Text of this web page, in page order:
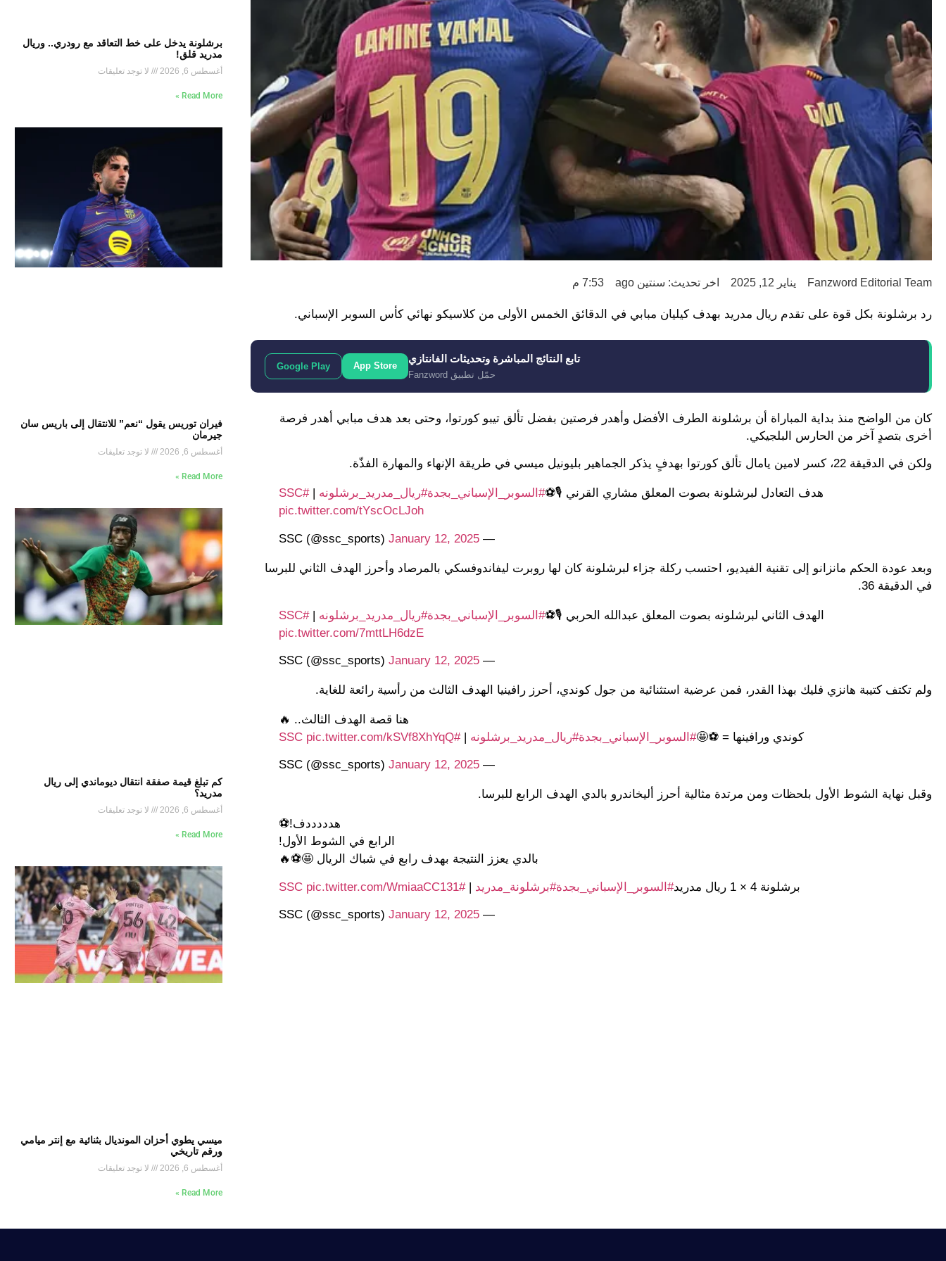
Fanzword Editorial Team يناير 12, 2025 اخر تحديث: سنتين ago 7:53 م
رد برشلونة بكل قوة على تقدم ريال مدريد بهدف كيليان مبابي في الدقائق الخمس الأولى من كلاسيكو نهائي كأس السوبر الإسباني.
تابع النتائج المباشرة وتحديثات الفانتازي
حمّل تطبيق Fanzword
App Store
Google Play
كان من الواضح منذ بداية المباراة أن برشلونة الطرف الأفضل وأهدر فرصتين بفضل تألق تيبو كورتوا، وحتى بعد هدف مبابي أهدر فرصة
أخرى بتصدٍ آخر من الحارس البلجيكي.
ولكن في الدقيقة 22، كسر لامين يامال تألق كورتوا بهدفٍ يذكر الجماهير بليونيل ميسي في طريقة الإنهاء والمهارة الفذّة.
هدف التعادل لبرشلونة بصوت المعلق مشاري القرني 🎙️⚽#السوبر_الإسباني_بجدة#ريال_مدريد_برشلونه |
#SSC
pic.twitter.com/tYscOcLJoh
— SSC (@ssc_sports)
January 12, 2025
وبعد عودة الحكم مانزانو إلى تقنية الفيديو، احتسب ركلة جزاء لبرشلونة كان لها روبرت ليفاندوفسكي بالمرصاد وأحرز الهدف الثاني للبرسا
في الدقيقة 36.
الهدف الثاني لبرشلونه بصوت المعلق عبدالله الحربي 🎙️⚽#السوبر_الإسباني_بجدة#ريال_مدريد_برشلونه |
#SSC
pic.twitter.com/7mttLH6dzE
— SSC (@ssc_sports)
January 12, 2025
ولم تكتف كتيبة هانزي فليك بهذا القدر، فمن عرضية استثنائية من جول كوندي، أحرز رافينيا الهدف الثالث من رأسية رائعة للغاية.
هنا قصة الهدف الثالث.. 🔥
كوندي ورافينها = ⚽️🤩#السوبر_الإسباني_بجدة#ريال_مدريد_برشلونه |
#SSC
pic.twitter.com/kSVf8XhYqQ
— SSC (@ssc_sports)
January 12, 2025
وقبل نهاية الشوط الأول بلحظات ومن مرتدة مثالية أحرز أليخاندرو بالدي الهدف الرابع للبرسا.
هدددددف!⚽️
الرابع في الشوط الأول!
بالدي يعزز النتيجة بهدف رابع في شباك الريال 🤩⚽️🔥
برشلونة 4 × 1 ريال مدريد #السوبر_الإسباني_بجدة#برشلونة_مدريد |
#SSC
pic.twitter.com/WmiaaCC131
— SSC (@ssc_sports)
January 12, 2025
برشلونة يدخل على خط التعاقد مع رودري.. وريال
مدريد قلق!
أغسطس 6, 2026 لا توجد تعليقات
Read More »
فيران توريس يقول “نعم” للانتقال إلى باريس سان
جيرمان
أغسطس 6, 2026 لا توجد تعليقات
Read More »
كم تبلغ قيمة صفقة انتقال ديوماندي إلى ريال
مدريد؟
أغسطس 6, 2026 لا توجد تعليقات
Read More »
ميسي يطوي أحزان المونديال بثنائية مع إنتر ميامي
ورقم تاريخي
أغسطس 6, 2026 لا توجد تعليقات
Read More »